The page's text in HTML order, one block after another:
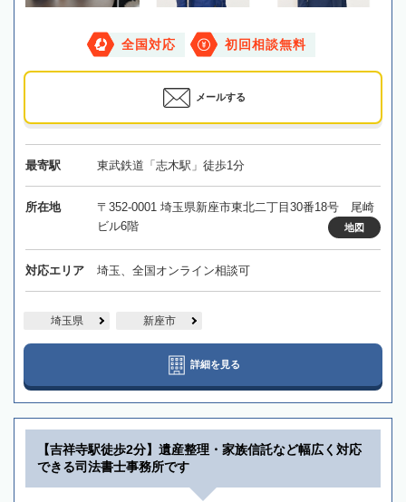
全国対応 初回相談無料
メールする
最寄駅 東武鉄道「志木駅」徒歩1分
所在地
〒352-0001 埼玉県新座市東北二丁目30番18号 尾崎
ビル6階
地図
対応エリア 埼玉、全国オンライン相談可
埼玉県 新座市
詳細を見る
【吉祥寺駅徒歩2分】遺産整理・家族信託など幅広く対応
できる司法書士事務所です